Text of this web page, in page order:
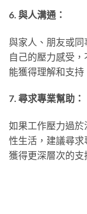
6. 與人溝通：
與家人、朋友或
自己的壓力感受
能獲得理解和支持
7. 尋求專業幫助：
如果工作壓力過
性生活，建議尋
獲得更深層次的支